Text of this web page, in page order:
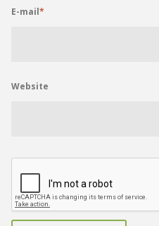
E-mail*
Website